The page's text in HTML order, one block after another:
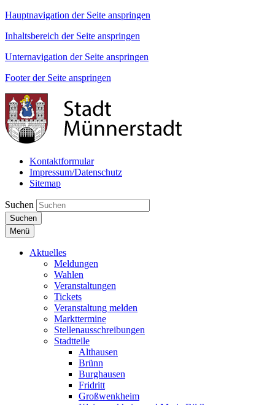
Hauptnavigation der Seite anspringen
Inhaltsbereich der Seite anspringen
Unternavigation der Seite anspringen
Footer der Seite anspringen
Kontaktformular
Impressum/Datenschutz
Sitemap
Suchen
Suchen
Menü
Aktuelles
Meldungen
Wahlen
Veranstaltungen
Tickets
Veranstaltung melden
Markttermine
Stellenausschreibungen
Stadtteile
Althausen
Brünn
Burghausen
Fridritt
Großwenkheim